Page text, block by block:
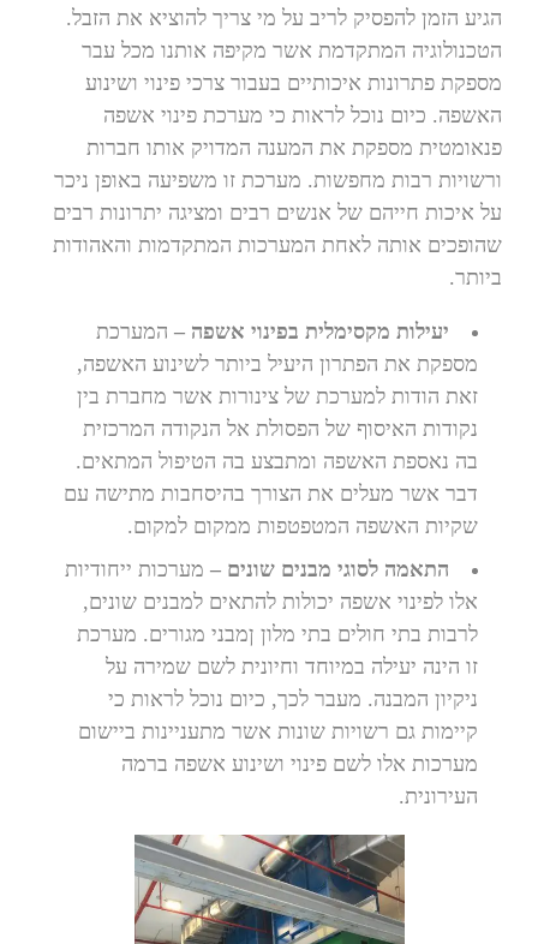
הגיע הזמן להפסיק לריב על מי צריך להוציא את הזבל.
הטכנולוגיה המתקדמת אשר מקיפה אותנו מכל עבר
מספקת פתרונות איכותיים בעבור צרכי פינוי ושינוע
האשפה. כיום נוכל לראות כי מערכת פינוי אשפה
פנאומטית מספקת את המענה המדויק אותו חברות
ורשויות רבות מחפשות. מערכת זו משפיעה באופן ניכר
על איכות חייהם של אנשים רבים ומציגה יתרונות רבים
שהופכים אותה לאחת המערכות המתקדמות והאהודות
ביותר.
יעילות מקסימלית בפינוי אשפה – המערכת
מספקת את הפתרון היעיל ביותר לשינוע האשפה,
זאת הודות למערכת של צינורות אשר מחברת בין
נקודות האיסוף של הפסולת אל הנקודה המרכזית
בה נאספת האשפה ומתבצע בה הטיפול המתאים.
דבר אשר מעלים את הצורך בהיסחבות מתישה עם
שקיות האשפה המטפטפות ממקום למקום.
התאמה לסוגי מבנים שונים – מערכות ייחודיות
אלו לפינוי אשפה יכולות להתאים למבנים שונים,
לרבות בתי חולים בתי מלון ןמבני מגורים. מערכת
זו הינה יעילה במיוחד וחיונית לשם שמירה על
ניקיון המבנה. מעבר לכך, כיום נוכל לראות כי
קיימות גם רשויות שונות אשר מתעניינות ביישום
מערכות אלו לשם פינוי ושינוע אשפה ברמה
העירונית.